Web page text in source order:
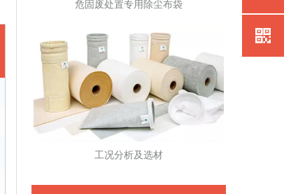
危固废处置专用除尘布袋
工况分析及选材